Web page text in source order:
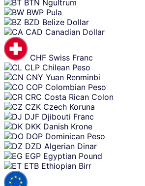
BTN Ngultrum
BWP Pula
BZD Belize Dollar
CAD Canadian Dollar
CHF Swiss Franc
CLP Chilean Peso
CNY Yuan Renminbi
COP Colombian Peso
CRC Costa Rican Colon
CZK Czech Koruna
DJF Djibouti Franc
DKK Danish Krone
DOP Dominican Peso
DZD Algerian Dinar
EGP Egyptian Pound
ETB Ethiopian Birr